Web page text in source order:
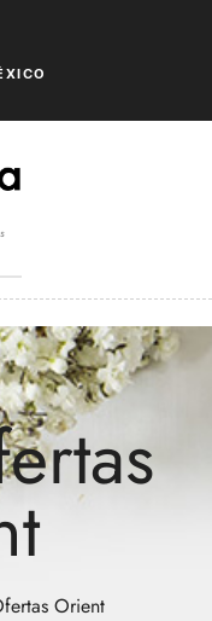
Orient